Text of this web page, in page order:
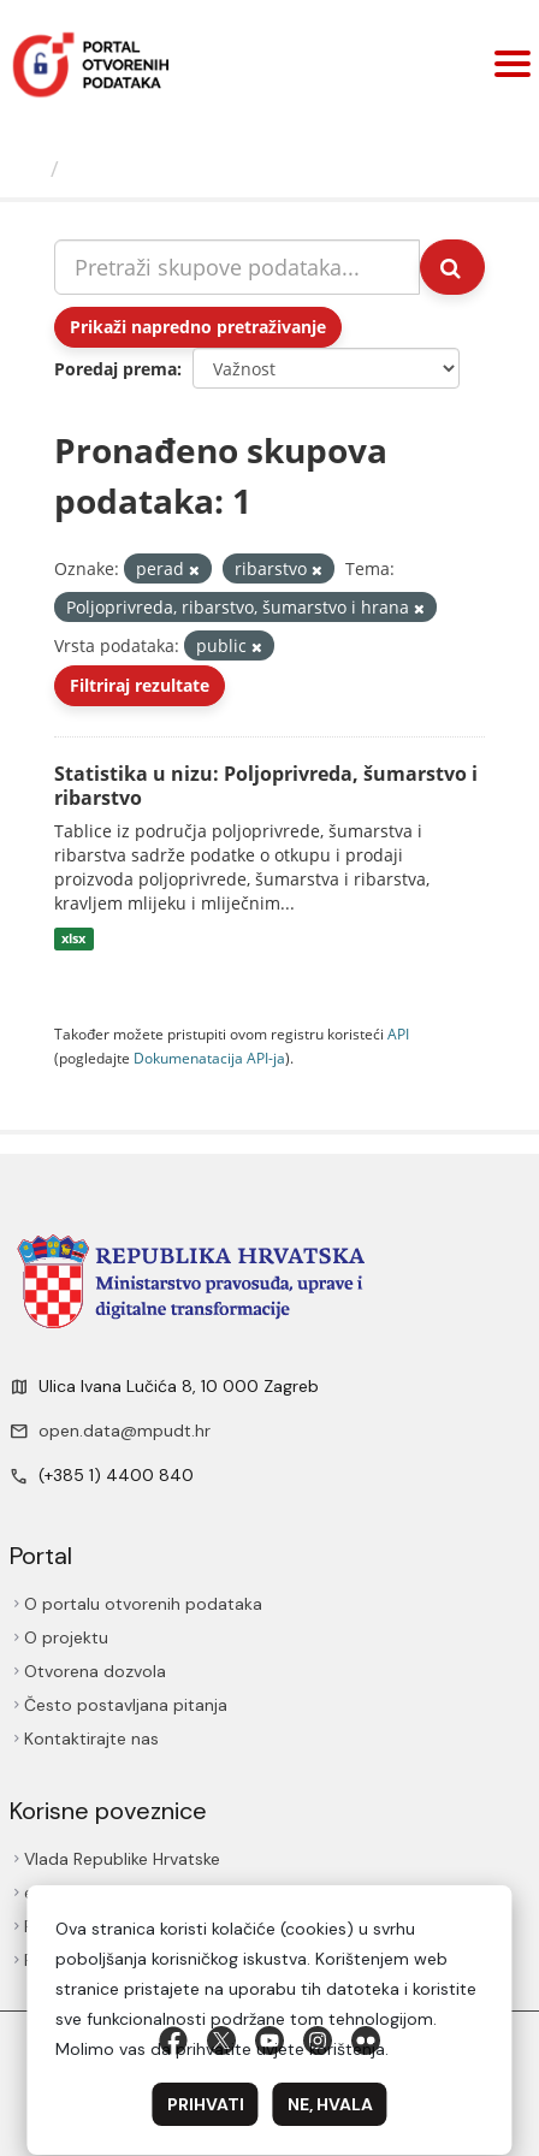
sadržaj
Prikaži napredno pretraživanje
Poredaj prema
Pronađeno skupova
podataka: 1
Oznake: perad ribarstvo
Tema:
Poljoprivreda, ribarstvo, šumarstvo i hrana
Vrsta podataka:
public
Filtriraj rezultate
Statistika u nizu: Poljoprivreda, šumarstvo i
ribarstvo
Tablice iz područja poljoprivrede, šumarstva i
ribarstva sadrže podatke o otkupu i prodaji
proizvoda poljoprivrede, šumarstva i ribarstva,
kravljem mlijeku i mliječnim...
xlsx
Također možete pristupiti ovom registru koristeći API
(pogledajte Dokumenаtаcijа API-jа).